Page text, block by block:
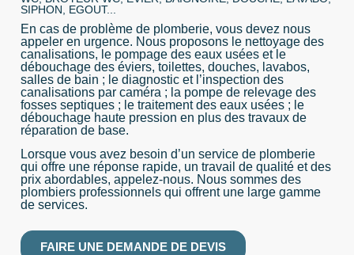
SIPHON, EGOUT...
En cas de problème de plomberie, vous devez nous
appeler en urgence. Nous proposons le nettoyage des
canalisations, le pompage des eaux usées et le
débouchage des éviers, toilettes, douches, lavabos,
salles de bain ; le diagnostic et l’inspection des
canalisations par caméra ; la pompe de relevage des
fosses septiques ; le traitement des eaux usées ; le
débouchage haute pression en plus des travaux de
réparation de base.
Lorsque vous avez besoin d’un service de plomberie
qui offre une réponse rapide, un travail de qualité et des
prix abordables, appelez-nous. Nous sommes des
plombiers professionnels qui offrent une large gamme
de services.
FAIRE UNE DEMANDE DE DEVIS